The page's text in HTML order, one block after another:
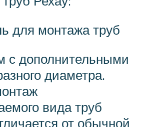
для монтажа труб
с дополнительными
диаметра.
вида труб
от обычной